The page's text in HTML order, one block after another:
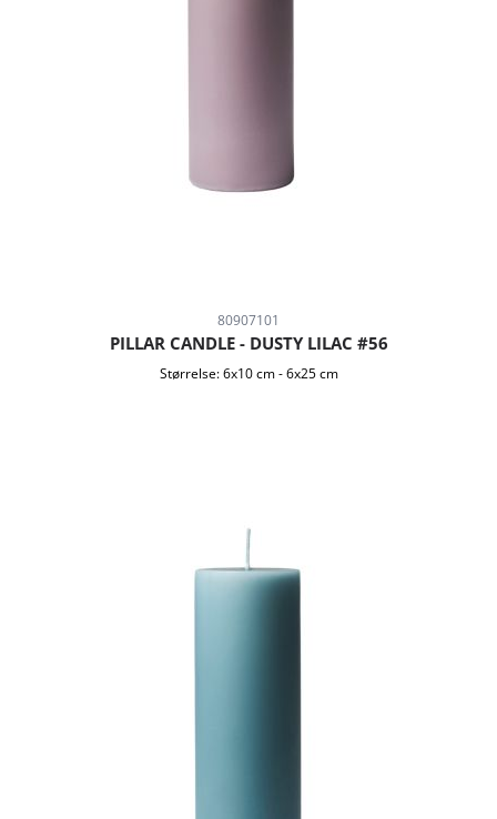
80907101
PILLAR CANDLE - DUSTY LILAC #56
Størrelse: 6x10 cm -6x25 cm